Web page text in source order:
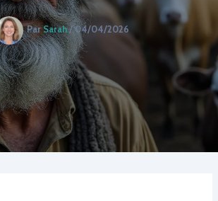
ParSarah/04/04/2026